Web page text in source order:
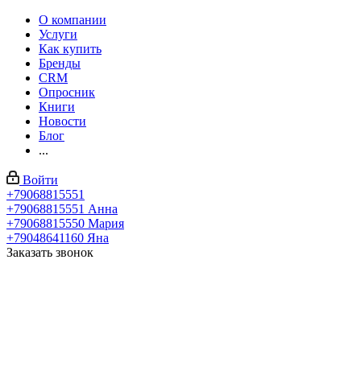
О компании
Услуги
Как купить
Бренды
CRM
Опросник
Книги
Новости
Блог
...
Войти
+79068815551
+79068815551 Анна
+79068815550 Мария
+79048641160 Яна
Заказать звонок